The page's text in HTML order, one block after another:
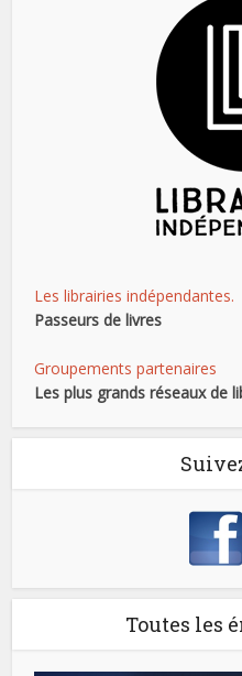
Les librairies indépendantes.
Passeurs de livres
Groupements partenaires
Les plus grands réseaux de
Toutes les